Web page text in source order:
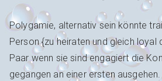
Polygamie, alternativ sein könnte
Person {zu heiraten und gleich loyal
Paar wenn sie sind engagiert die
gegangen an einer ersten